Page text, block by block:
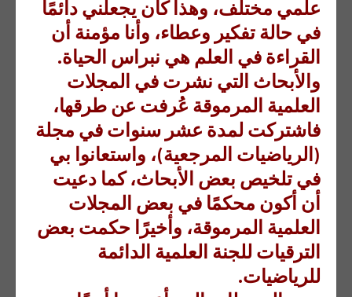
علمي مختلف، وهذا كان يجعلني دائمًا
في حالة تفكير وعطاء، وأنا مؤمنة أن
القراءة في العلم هي نبراس الحياة.
والأبحاث التي نشرت في المجلات
العلمية المرموقة عُرفت عن طرقها،
فاشتركت لمدة عشر سنوات في مجلة
(الرياضيات المرجعية)، واستعانوا بي
في تلخيص بعض الأبحاث، كما دعيت
أن أكون محكمًا في بعض المجلات
العلمية المرموقة، وأخيرًا حكمت بعض
الترقيات للجنة العلمية الدائمة
للرياضيات.